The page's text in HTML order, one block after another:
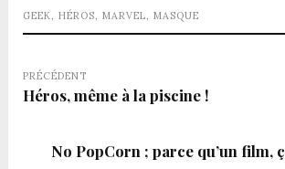
GEEK, HÉROS, MARVEL, MASQUE
PRÉCÉDENT
Héros, même à la piscine !
No PopCorn ; parce qu’un film,